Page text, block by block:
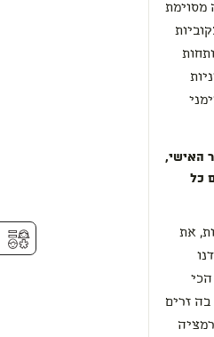
מסוימת
האישי,
כל
את
בה זרים
⚥︎